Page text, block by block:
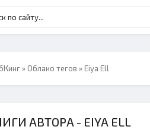
» Облако тегов » Eiya Ell
АВТОРА - EIYA ELL